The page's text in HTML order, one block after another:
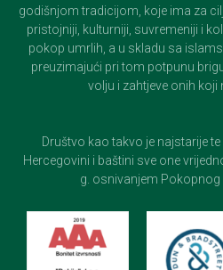
godišnjom tradicijom, koje ima za
pristojniji, kulturniji, suvremeniji i
pokop umrlih, a u skladu sa
preuzimajući pri tom potpunu
volju i zahtjeve onih koji
Društvo kao takvo je najstarije
Hercegovini i baštini sve one
g. osnivanjem Pokopnog